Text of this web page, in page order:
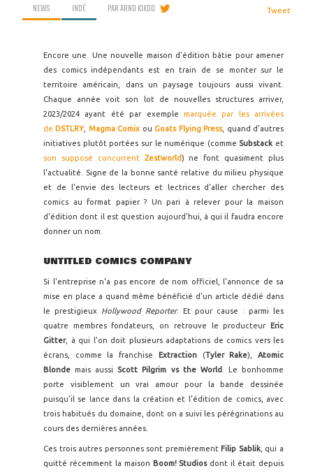
NEWS INDÉ PARARNO KIKOO Tweet
Encore une. Une nouvelle maison d'édition bâtie pour amener
des comics indépendants est en train de se monter sur le
territoire américain, dans un paysage toujours aussi vivant.
Chaque année voit son lot de nouvelles structures arriver,
2023/2024 ayant été par exemple marquée par les arrivées
deDSTLRY Magma Comix ouGoats Flying Press, quand d'autres
initiatives plutôt portées sur le numérique (comme Substack et
son supposé concurrent Zestworld) ne font quasiment plus
l'actualité. Signe de la bonne santé relative du milieu physique
et de l'envie des lecteurs et lectrices d'aller chercher des
comics au format papier ? Un pari à relever pour la maison
d'édition dont il est question aujourd'hui, à qui il faudra encore
donner un nom.
UNTITLED COMICS COMPANY
Si l'entreprise n'a pas encore de nom officiel, l'annonce de sa
mise en place a quand même bénéficié d'un article dédié dans
le prestigieux Hollywood Reporter. Et pour cause : parmi les
quatre membres fondateurs, on retrouve le producteur
Eric
Gitter, à qui l'on doit plusieurs adaptations de comics vers les
écrans, comme la franchise
Extraction (Tyler Rake),Atomic
Blonde mais aussi Scott Pilgrim vs the World
. Le bonhomme
porte visiblement un vrai amour pour la bande dessinée
puisqu'il se lance dans la création et l'édition de comics, avec
trois habitués du domaine, dont on a suivi les pérégrinations au
cours des dernières années.
Ces trois autres personnes sont premièrement Filip Sablik, qui a
quitté récemment la maison Boom! Studios dont il était depuis